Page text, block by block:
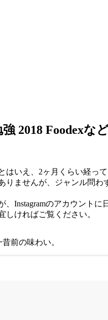
2018 Foodexな
はいえ、2ヶ月くらい経っ
りませんが、ジャンル問わ
、Instagramのアカウントに
しければご覧ください。
前の味わい。